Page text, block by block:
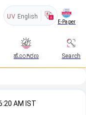
UV English
E-Paper
ಹೊಂಗಿರಣ Search
AM IST